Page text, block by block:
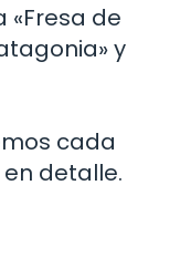
«Fresa de
y
cada
detalle.